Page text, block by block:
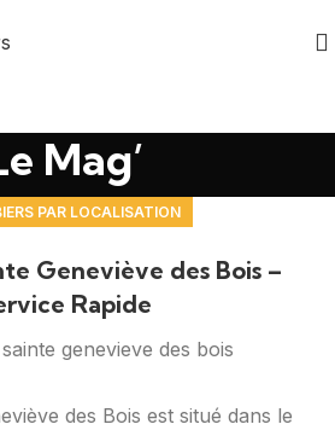
Mag’
PAR LOCALISATION
Geneviève des Bois –
Rapide
des Bois est situé dans le